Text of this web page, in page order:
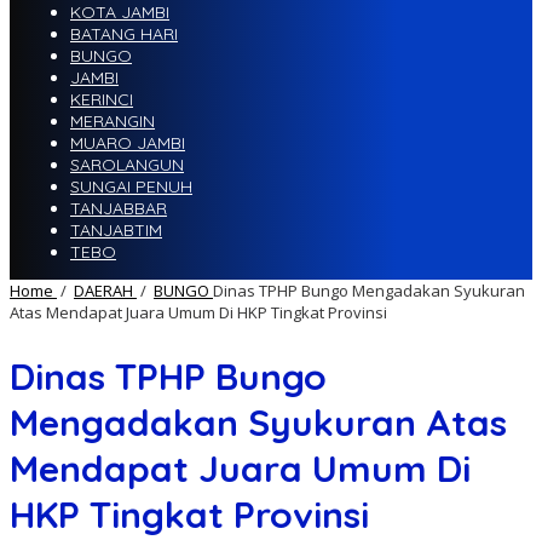
KOTA JAMBI
BATANG HARI
BUNGO
JAMBI
KERINCI
MERANGIN
MUARO JAMBI
SAROLANGUN
SUNGAI PENUH
TANJABBAR
TANJABTIM
TEBO
Home / DAERAH / BUNGO Dinas TPHP Bungo Mengadakan Syukuran
Atas Mendapat Juara Umum Di HKP Tingkat Provinsi
Dinas TPHP Bungo
Mengadakan Syukuran Atas
Mendapat Juara Umum Di
HKP Tingkat Provinsi